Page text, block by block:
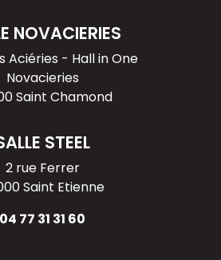
NOVACIERIES
Aciéries - Hall in One
Novacieries
Saint Chamond
STEEL
2 rue Ferrer
Saint Etienne
04 77 31 31 60